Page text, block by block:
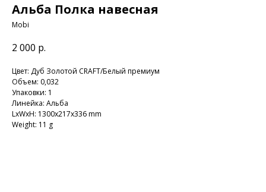
Альба Полка навесная
Mobi
2 000 р.
Цвет: Дуб Золотой CRAFT/Белый премиум
Объем: 0,032
Упаковки: 1
Линейка: Альба
LxWxH: 1300x217x336 mm
Weight: 11 g